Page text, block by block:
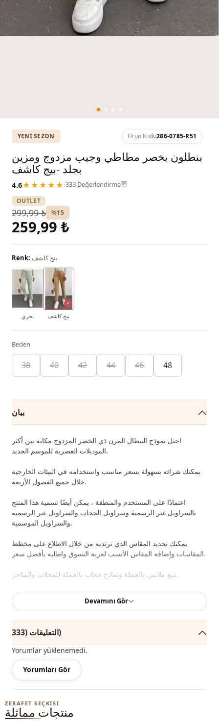
YENI SEZON Ürün Kodu286-0785-R51
بنطلون بخصر مطاطي وجيب مزدوج ومزين
بجلد -بيج كاشف
4.6★★★★★ ·333 Değerlendirme
OUTLET
299,99 ₺ %15
259,99 ₺
Renk: بيج كاشف
بحري بيج كاشف
Beden
38 40 42 44 46 48
بيان
احتل نموذج البنطال المرن ذي الخصر المزدوج مكانه بين أكثر
الموديلات العصرية للموسم الجديد.
يمكنك شرائه بسهولة بسعر مناسب واستخدامه في البيئات الخارجية
خلال جميع الفصول الأربعة.
اعتمادًا على المستخدم والمنطقة ، يمكن أيضًا تسمية هذا المنتج
بالسراويل غير الرسمية وسراويل الحجاب والسراويل غير الرسمية
والسراويل الموسمية.
يمكنك تحديد المقاس الذي ترتديه من خلال الاطلاع على مخطط
المقاسات وإضافة المقاس الأنسب لعربة التسوق واطلبه بأفضل سعر.
نبيع ملابس بالجملة ونماذج حجاب بالجملة للمحلات والمتاجر.
لشراء ملابس بالجملة ومعرفة أسعار الجملة الخاصة لدينا ، يكفي أن
تصبح عضوًا في موقعنا وإرسال معلوماتك إلى خط WhatsApp الخاص
ملاحظة: قد يكون هناك اختلاف في الدرجة اللونية في لون المنتج
بسبب لقطات المفهوم.
الموسم موسمي
قماش
Devamını Gör
التعليقات (333)
Yorumlar yüklenemedi.
Yorumları Gör
ZERAFET SEÇKISI
منتجات مماثلة